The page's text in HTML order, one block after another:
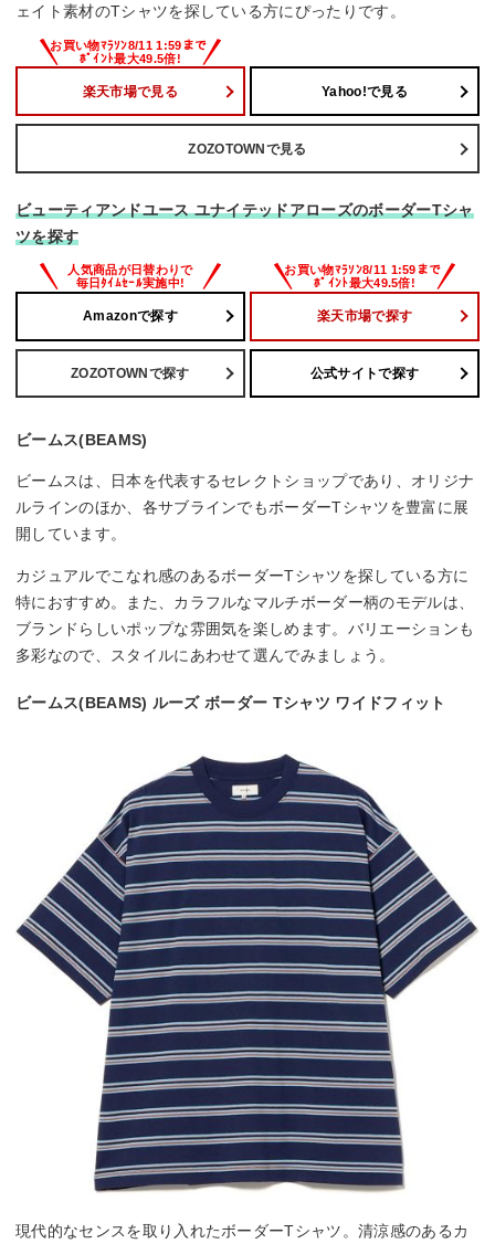
ェイト素材のTシャツを探している方にぴったりです。
楽天市場で見る Yahoo!で見る
ZOZOTOWNで見る
ビューティアンドユース ユナイテッドアローズのボーダーTシャ
ツを探す
Amazonで探す 楽天市場で探す
ZOZOTOWNで探す 公式サイトで探す
ビームス(BEAMS)
ビームスは、日本を代表するセレクトショップであり、オリジナ
ルラインのほか、各サブラインでもボーダーTシャツを豊富に展
開しています。
カジュアルでこなれ感のあるボーダーTシャツを探している方に
特におすすめ。また、カラフルなマルチボーダー柄のモデルは、
ブランドらしいポップな雰囲気を楽しめます。バリエーションも
多彩なので、スタイルにあわせて選んでみましょう。
ビームス(BEAMS) ルーズ ボーダー Tシャツ ワイドフィット
現代的なセンスを取り入れたボーダーTシャツ。清涼感のあるカ